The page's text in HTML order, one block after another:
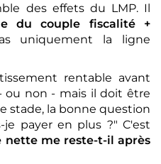
des effets du LMP. Il
du couple fiscalité +
uniquement la ligne
rentable avant
ou non - mais il doit être
stade, la bonne question
je payer en plus ?" C'est
me reste-t-il après